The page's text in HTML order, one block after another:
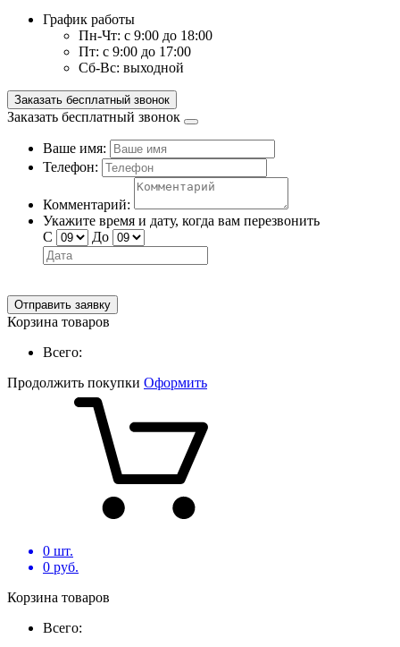
График работы
Пн-Чт: с 9:00 до 18:00
Пт: с 9:00 до 17:00
Сб-Вс: выходной
Заказать бесплатный звонок
Заказать бесплатный звонок
Ваше имя:
Телефон:
Комментарий:
Укажите время и дату, когда вам перезвонить
С
До
Отправить заявку
Корзина товаров
Всего:
Продолжить покупки Оформить
0 шт.
0 руб.
Корзина товаров
Всего: